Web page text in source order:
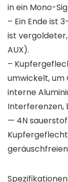
in ein Mono-
– Ein Ende ist
ist
AUX).
–
umwickelt, um
interne
Interferenzen,
— 4N
Spezifikationen: